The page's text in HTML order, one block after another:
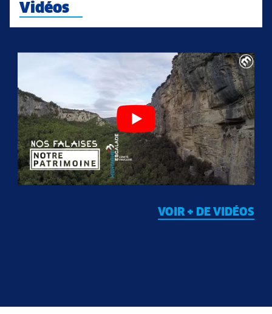
Vidéos
VOIR + DE VIDÉOS